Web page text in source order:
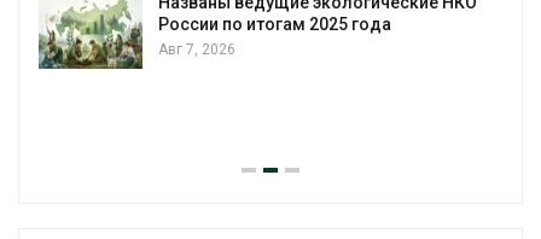
России по итогам 2025 года
Авг 7, 2026